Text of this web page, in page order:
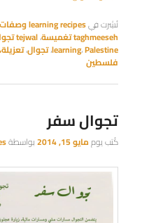
نُشِرت فيlearning recipes وصفات للتعلم
taghmeeseh تغميسة ،tejwal تجوال
learning،Palestine ،تجوال،
فلسطين
تجوال سفر
كُتب يوممايو 15, 2014 بواسطة